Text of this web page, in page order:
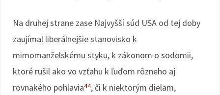
Na druhej strane zase Najvyšší súd USA od tej doby
zaujímal liberálnejšie stanovisko k
mimomanželskému styku, k zákonom o sodomii,
ktoré rušil ako vo vzťahu k ľuďom rôzneho aj
rovnakého pohlavia44, či k niektorým dielam,